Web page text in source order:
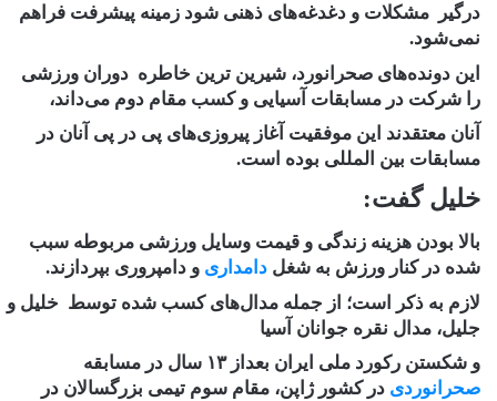
درگیر مشکلات و دغدغه‌های ذهنی شود زمینه پیشرفت فراهم
نمی‌شود.
این دونده‌های صحرانورد، شیرین ترین خاطره دوران ورزشی
را شرکت در مسابقات آسیایی و کسب مقام دوم می‌داند،
آنان معتقدند این موفقیت آغاز پیروزی‌های پی در پی آنان در
مسابقات بین المللی بوده است.
خلیل گفت:
بالا بودن هزینه زندگی و قیمت وسایل ورزشی مربوطه سبب
شده در کنار ورزش به شغل دامداری و دامپروری بپردازند.
لازم به ذکر است؛ از جمله مدال‌های کسب شده توسط خلیل و
جلیل، مدال نقره جوانان آسیا
و شکستن رکورد ملی ایران بعداز ۱۳ سال در مسابقه
صحرانوردی در کشور ژاپن، مقام سوم تیمی بزرگسالان در